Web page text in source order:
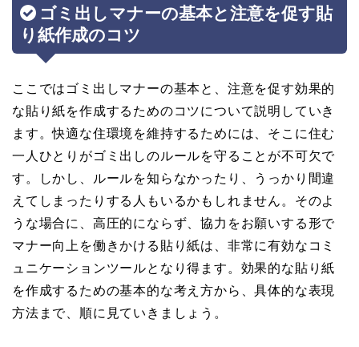
ゴミ出しマナーの基本と注意を促す貼
り紙作成のコツ
ここではゴミ出しマナーの基本と、注意を促す効果的
な貼り紙を作成するためのコツについて説明していき
ます。快適な住環境を維持するためには、そこに住む
一人ひとりがゴミ出しのルールを守ることが不可欠で
す。しかし、ルールを知らなかったり、うっかり間違
えてしまったりする人もいるかもしれません。そのよ
うな場合に、高圧的にならず、協力をお願いする形で
マナー向上を働きかける貼り紙は、非常に有効なコミ
ュニケーションツールとなり得ます。効果的な貼り紙
を作成するための基本的な考え方から、具体的な表現
方法まで、順に見ていきましょう。